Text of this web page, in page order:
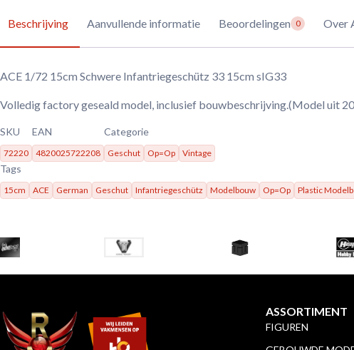
Beschrijving Aanvullende informatie Beoordelingen 0 Over
ACE 1/72 15cm Schwere Infantriegeschütz 33 15cm sIG33
Volledig factory geseald model, inclusief bouwbeschrijving.(Model uit
SKU
72220
EAN
4820025722208
Categorie
Geschut Op=Op Vintage
Tags
15cm ACE German Geschut Infantriegeschütz Modelbouw Op=Op Plastic
ASSORTIMENT
FIGUREN